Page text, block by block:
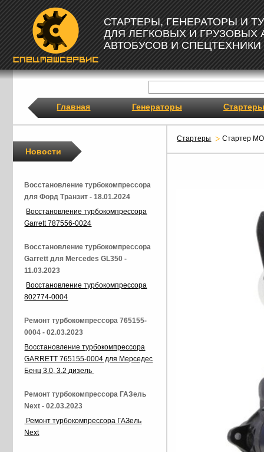
СТАРТЕРЫ, ГЕНЕРАТОРЫ И
ДЛЯ ЛЕГКОВЫХ И ГРУЗОВЫХ
АВТОБУСОВ И СПЕЦТЕХНИКИ
Главная Генераторы Стартеры
Стартеры Стартер
Новости
Восстановление турбокомпрессора
для Форд Транзит - 18.01.2024
Восстановление турбокомпрессора
Garrett 787556-0024
Восстановление турбокомпрессора
Garrett для Mercedes GL350 -
11.03.2023
Восстановление турбокомпрессора
802774-0004
Ремонт турбокомпрессора 765155-
0004 - 02.03.2023
Восстановление турбокомпрессора
GARRETT 765155-0004 для Мерседес
Бенц 3.0, 3.2 дизель
Ремонт турбокомпрессора ГАЗель
Next - 02.03.2023
Ремонт турбокомпрессора ГАЗель
Next